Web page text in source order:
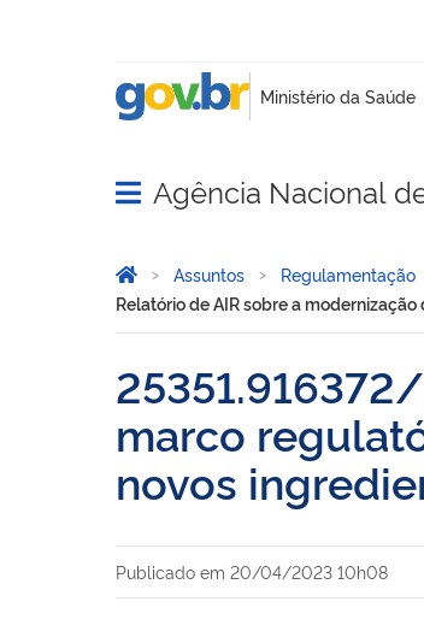
Abrir menu principal de
Agência Nacional
Você está aqui:
Página Inicial
Assuntos Regulamentação
Relatório de AIR sobre a
marco
novos
Publicado em 20/04/2023 10h08